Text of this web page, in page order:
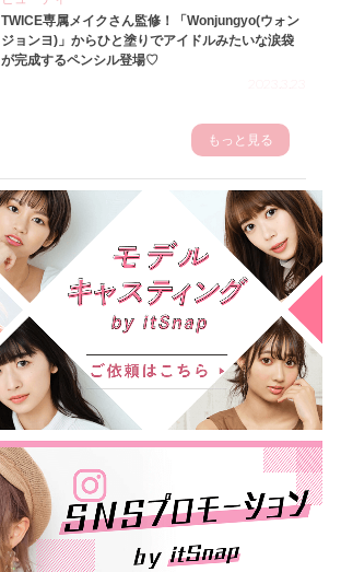
TWICE専属メイクさん監修！「Wonjungyo(ウォン
ジョンヨ)」からひと塗りでアイドルみたいな涙袋
が完成するペンシル登場♡
もっと見る